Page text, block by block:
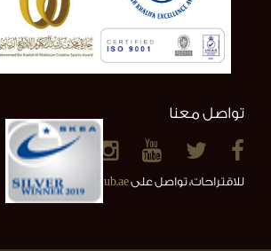
تواصل معنا
للاقتراحات، تواصل علىinfo@alainclub.ae